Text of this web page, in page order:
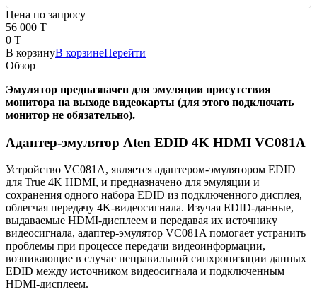
Цена по запросу
56 000 T
0 T
В корзинуВ корзинеПерейти
Обзор
Эмулятор предназначен для эмуляции присутствия
монитора на выходе видеокарты (для этого подключать
монитор не обязательно).
Адаптер-эмулятор Aten EDID 4K HDMI VC081A
Устройство VC081A, является адаптером-эмулятором EDID
для True 4K HDMI, и предназначено для эмуляции и
сохранения одного набора EDID из подключенного дисплея,
облегчая передачу 4K-видеосигнала. Изучая EDID-данные,
выдаваемые HDMI-дисплеем и передавая их источнику
видеосигнала, адаптер-эмулятор VC081A помогает устранить
проблемы при процессе передачи видеоинформации,
возникающие в случае неправильной синхронизации данных
EDID между источником видеосигнала и подключенным
HDMI-дисплеем.